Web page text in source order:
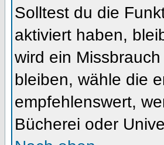
Solltest du die
aktiviert haben,
wird ein
bleiben, wähle die
empfehlenswert,
Bücherei oder